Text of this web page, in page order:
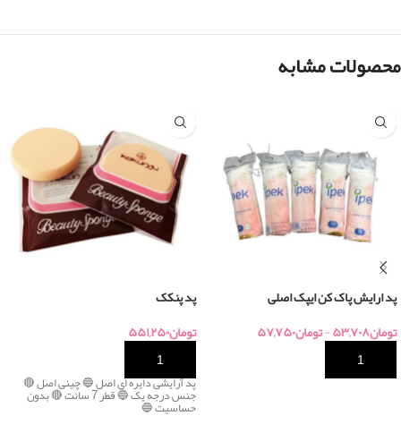
محصولات مشابه
پد ارایش پاک کن ایپک اصلی
تومان۵۳,۷۰۸-تومان۵۷,۷۵۰
خرید
پد پنکک
تومان۵۵۱,۲۵۰
خرید
پد آرایشی دایره ای اصل 🔵 چینی اصل 🔴
جنس درجه یک 🔵 قطر 7 سانت 🔴 بدون
حساسیت 🔵